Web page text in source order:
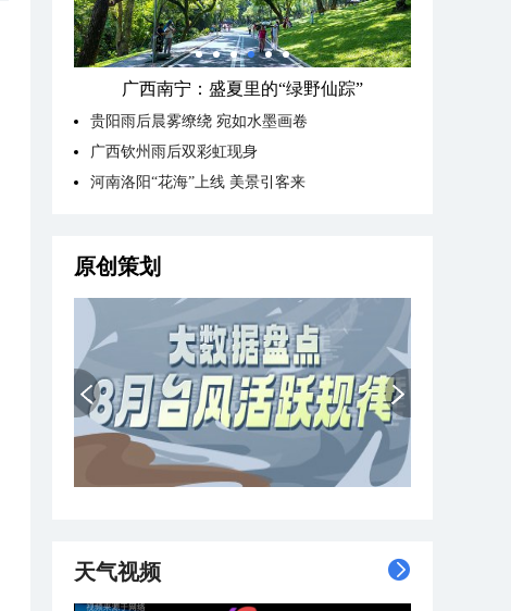
广西南宁：盛夏里的“绿野仙踪”
贵阳雨后晨雾缭绕 宛如水墨画卷
广西钦州雨后双彩虹现身
河南洛阳“花海”上线 美景引客来
原创策划
天气视频